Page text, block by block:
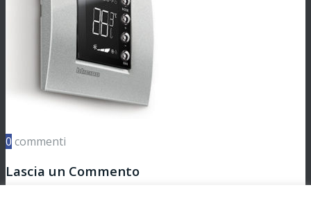
0 commenti
Lascia un Commento